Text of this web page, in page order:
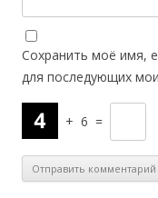
Сохранить моё имя,
для последующих
+ 6 =